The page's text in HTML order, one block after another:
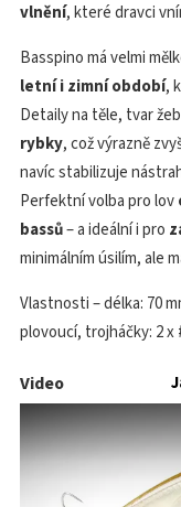
Video
vlnění, které dravci
Basspino má velmi
letní i zimní období,
Detaily na těle, tvar
rybky, což výrazně
navíc stabilizuje
Perfektní volba pro lov
bassů– a ideální i pro
minimálním úsilím, ale
Vlastnosti – délka: 70
plovoucí, trojháčky: 2 x